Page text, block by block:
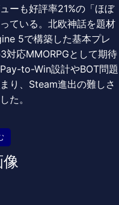
ーも好評率21%の「ほぼ
ている。北欧神話を題材
5で構築した基本プレ
対応MMORPGとして期待
to-Win設計やBOT問題
り、Steam進出の難しさ
た。